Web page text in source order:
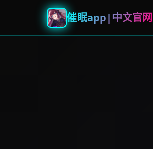
催眠app|中文官网